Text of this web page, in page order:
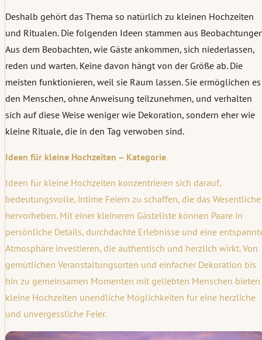
Deshalb gehört das Thema so natürlich zu kleinen Hochzeiten
und Ritualen. Die folgenden Ideen stammen aus
Aus dem Beobachten, wie Gäste ankommen, sich niederlassen,
reden und warten. Keine davon hängt von der Größe ab. Die
meisten funktionieren, weil sie Raum lassen. Sie ermöglichen es
den Menschen, ohne Anweisung teilzunehmen, und verhalten
sich auf diese Weise weniger wie Dekoration, sondern eher wie
kleine Rituale, die in den Tag verwoben sind.
Ideen für kleine Hochzeiten – Kategorie
Ideen für kleine Hochzeiten konzentrieren sich darauf,
bedeutungsvolle, intime Feiern zu schaffen, die das Wesentliche
hervorheben. Mit einer kleineren Gästeliste können Paare in
persönliche Details, durchdachte Erlebnisse und eine
Atmosphäre investieren, die authentisch und herzlich wirkt. Von
gemütlichen Veranstaltungsorten und einfacher Dekoration bis
hin zu gemeinsamen Momenten mit geliebten Menschen bieten
kleine Hochzeiten unendliche Möglichkeiten für eine herzliche
und unvergessliche Feier.